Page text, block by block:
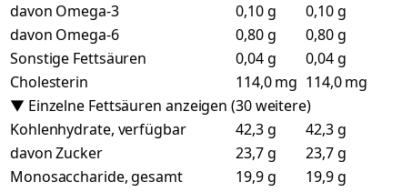
davon Omega-3
0,10 g
0,10 g
davon Omega-6
0,80 g
0,80 g
Sonstige Fettsäuren
0,04 g
0,04 g
Cholesterin
114,0 mg 114,0 mg
▼ Einzelne Fettsäuren anzeigen (30 weitere)
Kohlenhydrate, verfügbar
42,3 g
42,3 g
davon Zucker
23,7 g
23,7 g
Monosaccharide, gesamt
19,9 g
19,9 g